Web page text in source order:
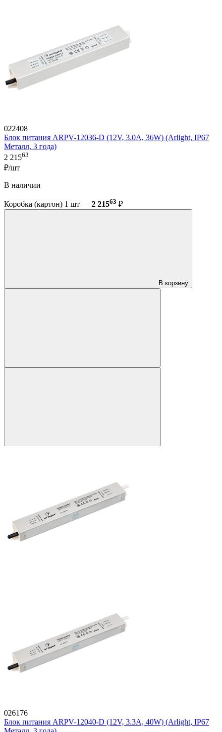
022408
Блок питания ARPV-12036-D (12V, 3.0A, 36W) (Arlight, IP67
Металл, 3 года)
2 21563
₽/шт
В наличии
Коробка (картон) 1 шт — 2 21563 ₽
В корзину
026176
Блок питания ARPV-12040-D (12V, 3.3A, 40W) (Arlight, IP67